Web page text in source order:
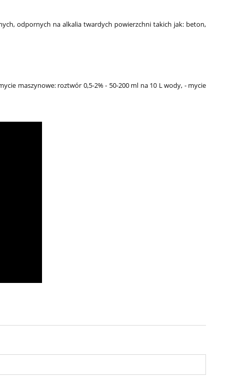
odpornych na alkalia twardych powierzchni takich jak: beton,
maszynowe: roztwór 0,5-2% - 50-200 ml na 10 L wody, - mycie